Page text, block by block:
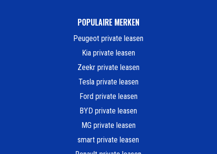
POPULAIRE MERKEN
Peugeot private leasen
Kia private leasen
Zeekr private leasen
Tesla private leasen
Ford private leasen
BYD private leasen
MG private leasen
smart private leasen